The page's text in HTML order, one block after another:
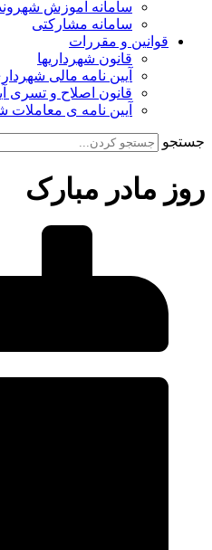
سامانه آموزش
سامانه مشارکتی
قوانین و مقررات
قانون شهرداریها
آیین نامه مالی
قانون اصلاح و تسری
آیین نامه ی معاملات
جستجو
روز مادر مبارک